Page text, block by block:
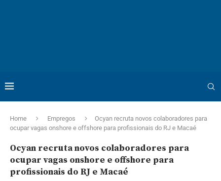
Home Empregos
Ocyan recruta novos colaboradores para
ocupar vagas onshore e offshore para profissionais do RJ e Macaé
Ocyan recruta novos colaboradores para
ocupar vagas onshore e offshore para
profissionais do RJ e Macaé